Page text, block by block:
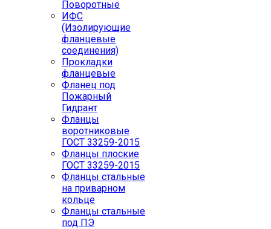
Поворотные
ИФС
(Изолирующие
фланцевые
соединения)
Прокладки
фланцевые
Фланец под
Пожарный
Гидрант
Фланцы
воротниковые
ГОСТ 33259-2015
Фланцы плоские
ГОСТ 33259-2015
Фланцы стальные
на приварном
кольце
Фланцы стальные
под ПЭ